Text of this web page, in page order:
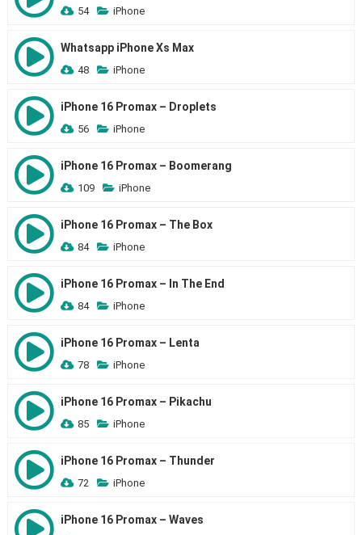
54 iPhone
Whatsapp iPhone Xs Max
48 iPhone
iPhone 16 Promax – Droplets
56 iPhone
iPhone 16 Promax – Boomerang
109 iPhone
iPhone 16 Promax – The Box
84 iPhone
iPhone 16 Promax – In The End
84 iPhone
iPhone 16 Promax – Lenta
78 iPhone
iPhone 16 Promax – Pikachu
85 iPhone
iPhone 16 Promax – Thunder
72 iPhone
iPhone 16 Promax – Waves